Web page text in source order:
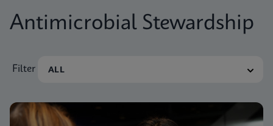
Antimicrobial Stewardship
Filter